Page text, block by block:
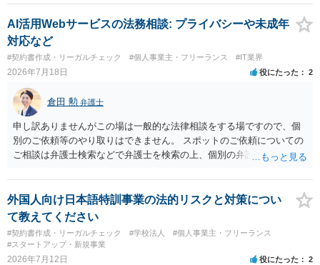
相談者様のご意見が反映されることを、お祈りしております。
AI活用Webサービスの法務相談: プライバシーや未成年
対応など
#契約書作成・リーガルチェック #個人事業主・フリーランス #IT業界
2026年7月18日 役にたった 2
倉田 勲 弁護士
申し訳ありませんがこの場は一般的な法律相談をする場ですので、個
別のご依頼等のやり取りはできません。 スポットのご依頼についての
ご相談は弁護士検索などで弁護士を検索の上、個別の弁護士にご連絡
外国人向け日本語特訓事業の法的リスクと対策につい
て教えてください
#契約書作成・リーガルチェック #学校法人
#個人事業主・フリーランス
#スタートアップ・新規事業
2026年7月12日 役にたった 2